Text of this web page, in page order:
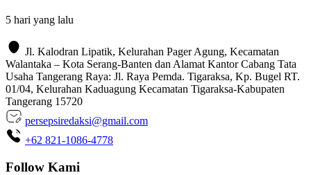
5 hari yang lalu
Jl. Kalodran Lipatik, Kelurahan Pager Agung, Kecamatan
Walantaka – Kota Serang-Banten dan Alamat Kantor Cabang Tata
Usaha Tangerang Raya: Jl. Raya Pemda. Tigaraksa, Kp. Bugel RT.
01/04, Kelurahan Kaduagung Kecamatan Tigaraksa-Kabupaten
Tangerang 15720
persepsiredaksi@gmail.com
+62 821-1086-4778
Follow Kami